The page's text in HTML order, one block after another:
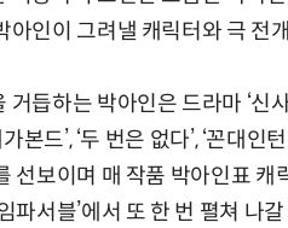
아인이 그려낼 캐릭터와 극 전
듭하는 박아인은 드라마 ‘신
본드’, ‘두 번은 없다’, ‘꼰대
선보이며 매 작품 박아인표
파서블’에서 또 한 번 펼쳐 나